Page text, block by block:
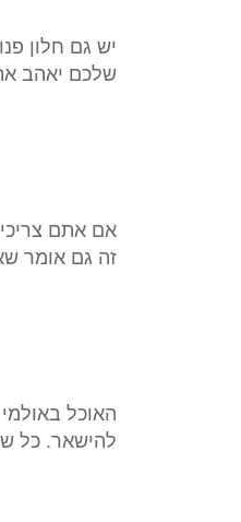
יש גם חלון
שלכם יאהב
זה גם אומר
האוכל
להישאר. כל